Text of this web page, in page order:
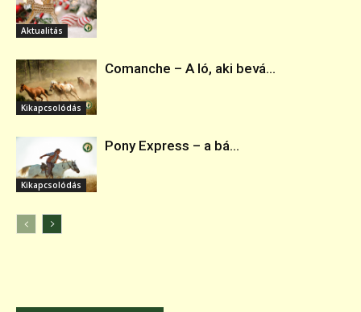
Aktualitás
Kikapcsolódás
Comanche – A ló, aki bevá...
Kikapcsolódás
Pony Express – a bá...